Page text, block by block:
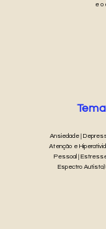
e o
Ansiedade |
Atenção e
Pessoal |
Espectro Autista)